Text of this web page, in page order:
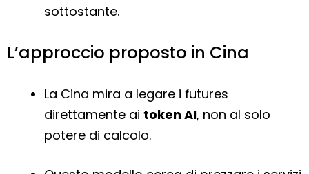
sottostante.
L’approccio proposto in Cina
La Cina mira a legare i futures
direttamente ai token AI, non al solo
potere di calcolo.